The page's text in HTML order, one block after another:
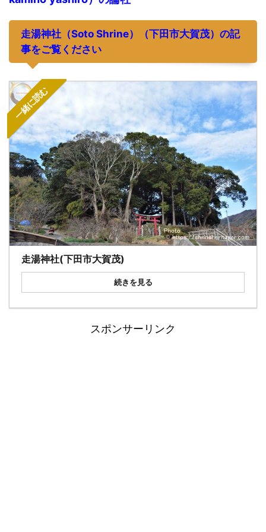
走湯神社 （Soto Shrine） （下田市大賀茂） の記
事をご覧ください
一緒に読む
走湯神社(下田市大賀茂)
続きを見る
スポンサーリンク